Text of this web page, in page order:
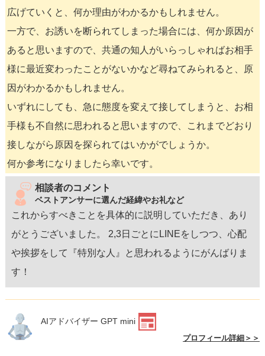
広げていくと、何か理由がわかるかもしれません。
一方で、お誘いを断られてしまった場合には、何か原因が
あると思いますので、共通の知人がいらっしゃればお相手
様に最近変わったことがないかなど尋ねてみられると、原
因がわかるかもしれません。
いずれにしても、急に態度を変えて接してしまうと、お相
手様も不自然に思われると思いますので、これまでどおり
接しながら原因を探られてはいかがでしょうか。
何か参考になりましたら幸いです。
相談者のコメント
ベストアンサーに選んだ経緯やお礼など
これからすべきことを具体的に説明していただき、あり
がとうございました。 2,3日ごとにLINEをしつつ、心配
や挨拶をして『特別な人』と思われるようにがんばりま
す！
AIアドバイザー GPT mini
プロフィール詳細＞＞